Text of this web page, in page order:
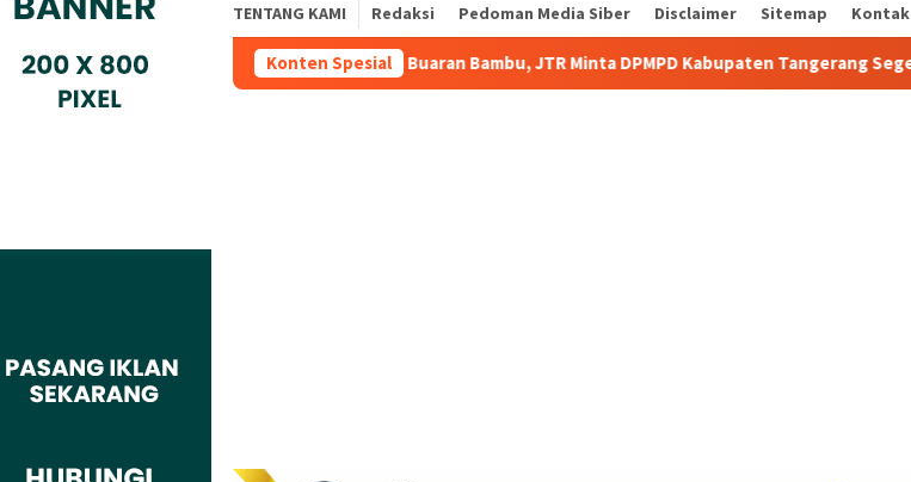
TENTANG KAMI Redaksi Pedoman Media Siber Disclaimer Sitemap Kontak
Konten Spesial
Dugaan Nepotisme Desa Buaran Bambu, JTR Minta DPMPD Kabupaten Tangerang Segera Ambil Langkah